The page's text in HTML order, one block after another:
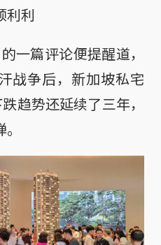
利利
一篇评论便提醒道，
战争后，新加坡私宅
趋势还延续了三年，